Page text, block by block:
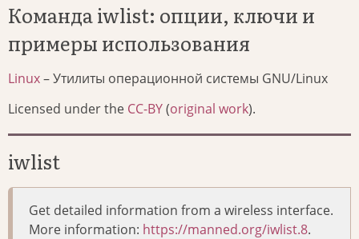
Команда iwlist: опции, ключи и
примеры использования
Linux– Утилиты операционной системы GNU/Linux
Licensed under the CC-BY(original work).
iwlist
Get detailed information from a wireless interface.
More information: https://manned.org/iwlist.8.